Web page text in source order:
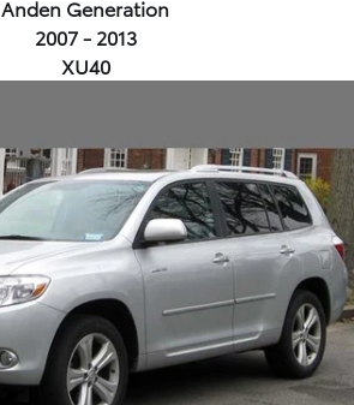
Anden Generation
2007 - 2013
XU40